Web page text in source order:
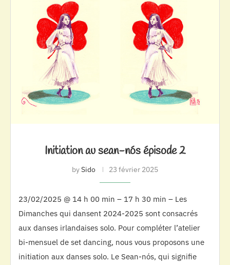
Initiation au sean-nós épisode 2
bySido 23 février 2025
23/02/2025 @ 14 h 00 min – 17 h 30 min – Les
Dimanches qui dansent 2024-2025 sont consacrés
aux danses irlandaises solo. Pour compléter l’atelier
bi-mensuel de set dancing, nous vous proposons une
initiation aux danses solo. Le Sean-nós, qui signifie